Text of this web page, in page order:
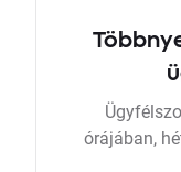
órájában,